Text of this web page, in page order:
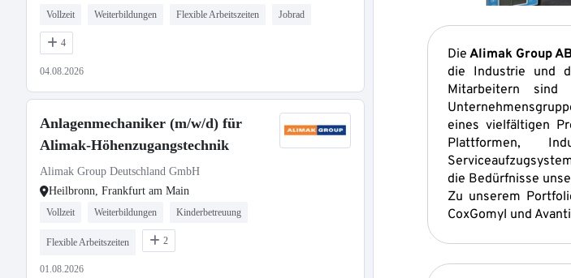
Vollzeit Weiterbildungen Flexible Arbeitszeiten Jobrad
4
04.08.2026
Anlagenmechaniker (m/w/d) für
Alimak-Höhenzugangstechnik
Alimak Group Deutschland GmbH
Heilbronn, Frankfurt am Main
Vollzeit Weiterbildungen Kinderbetreuung
Flexible Arbeitszeiten 2
01.08.2026